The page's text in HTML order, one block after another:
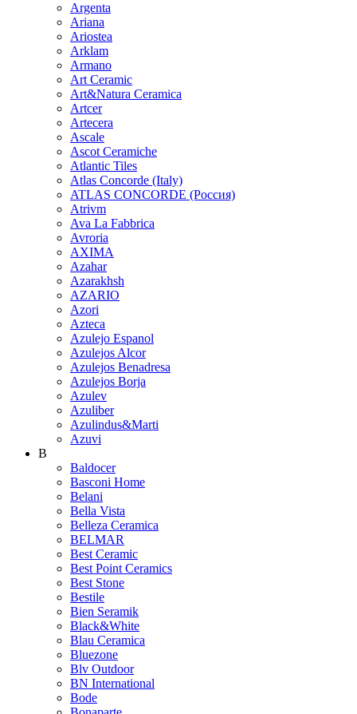
Argenta
Ariana
Ariostea
Arklam
Armano
Art Ceramic
Art&Natura Ceramica
Artcer
Artecera
Ascale
Ascot Ceramiche
Atlantic Tiles
Atlas Concorde (Italy)
ATLAS CONCORDE (Россия)
Atrivm
Ava La Fabbrica
Avroria
AXIMA
Azahar
Azarakhsh
AZARIO
Azori
Azteca
Azulejo Espanol
Azulejos Alcor
Azulejos Benadresa
Azulejos Borja
Azulev
Azuliber
Azulindus&Marti
Azuvi
B
Baldocer
Basconi Home
Belani
Bella Vista
Belleza Ceramica
BELMAR
Best Ceramic
Best Point Ceramics
Best Stone
Bestile
Bien Seramik
Black&White
Blau Ceramica
Bluezone
Blv Outdoor
BN International
Bode